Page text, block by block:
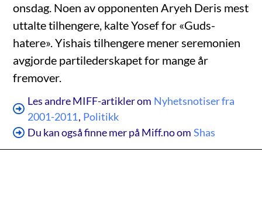
onsdag. Noen av opponenten Aryeh Deris mest
uttalte tilhengere, kalte Yosef for «Guds-
hatere». Yishais tilhengere mener seremonien
avgjorde partilederskapet for mange år
fremover.
Les andre MIFF-artikler om Nyhetsnotiser fra
2001-2011, Politikk
Du kan også finne mer på Miff.no om Shas